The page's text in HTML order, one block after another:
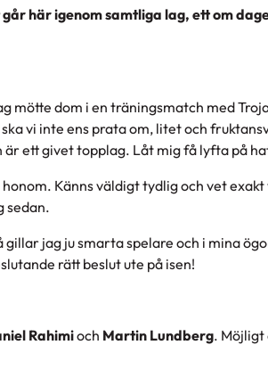
här igenom samtliga lag, ett om
mötte dom i en träningsmatch med
vi inte ens prata om, litet och
är ett givet topplag. Låt mig få lyfta på
Känns väldigt tydlig och vet exakt
sedan.
jag ju smarta spelare och i mina
rätt beslut ute på isen!
Rahimioch Martin Lundberg. Möjligt